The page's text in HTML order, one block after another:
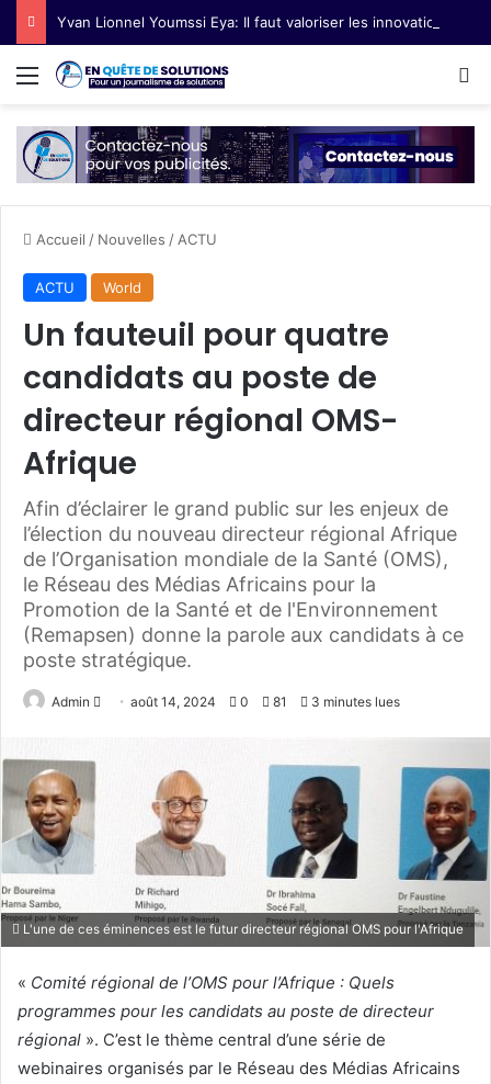
Menu
Accueil / Nouvelles / ACTU
ACTU World
Un fauteuil pour quatre
candidats au poste de
directeur régional OMS-
Afrique
Afin d’éclairer le grand public sur les enjeux de
l’élection du nouveau directeur régional Afrique
de l’Organisation mondiale de la Santé (OMS),
le Réseau des Médias Africains pour la
Promotion de la Santé et de l'Environnement
(Remapsen) donne la parole aux candidats à ce
poste stratégique.
Admin
n
c
u
r
r
i
août 14, 2024 0 81 3 minutes lues
L'une de ces éminences est le futur directeur régional OMS pour l'Afrique
« Comité régional de l’OMS pour l’Afrique : Quels
programmes pour les candidats au poste de directeur
régional ». C’est le thème central d’une série de
webinaires organisés par le Réseau des Médias Africains